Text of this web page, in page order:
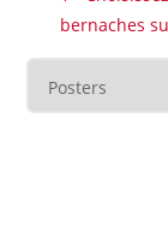
bernaches